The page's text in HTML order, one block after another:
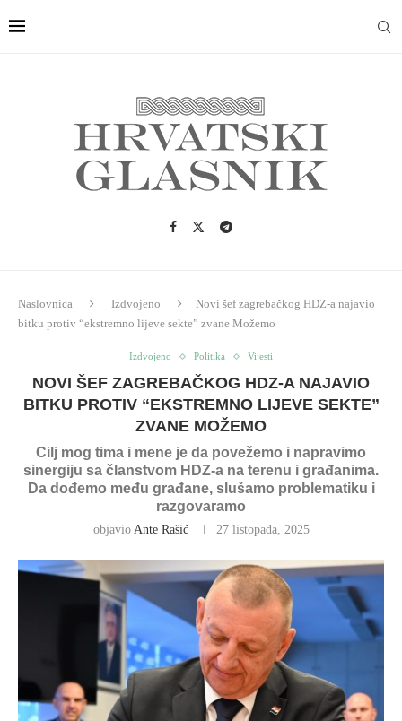
Naslovnica Izdvojeno
Novi šef zagrebačkog HDZ-a najavio
bitku protiv “ekstremno lijeve sekte” zvane Možemo
Izdvojeno Politika Vijesti
NOVI ŠEF ZAGREBAČKOG HDZ-A NAJAVIO
BITKU PROTIV “EKSTREMNO LIJEVE SEKTE”
ZVANE MOŽEMO
Cilj mog tima i mene je da povežemo i napravimo
sinergiju sa članstvom HDZ-a na terenu i građanima.
Da dođemo među građane, slušamo problematiku i
razgovaramo
objavio Ante Rašić 27 listopada, 2025